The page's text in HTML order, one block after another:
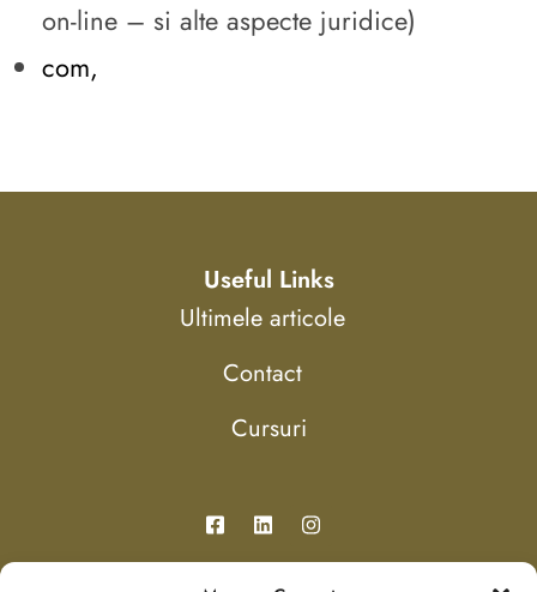
on-line – si alte aspecte juridice)
com,
Useful Links
Ultimele articole
Contact
Cursuri